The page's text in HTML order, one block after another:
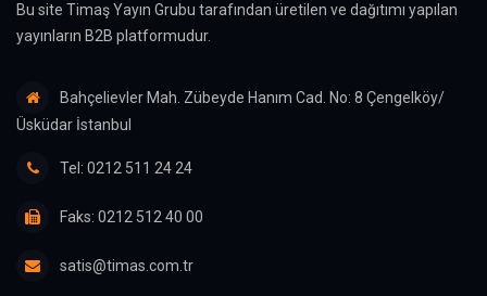
Bu site Timaş Yayın Grubu tarafından üretilen ve dağıtımı yapılan
yayınların B2B platformudur.
Bahçelievler Mah. Zübeyde Hanım Cad. No: 8 Çengelköy/
Üsküdar İstanbul
Tel: 0212 511 24 24
Faks: 0212 512 40 00
satis@timas.com.tr